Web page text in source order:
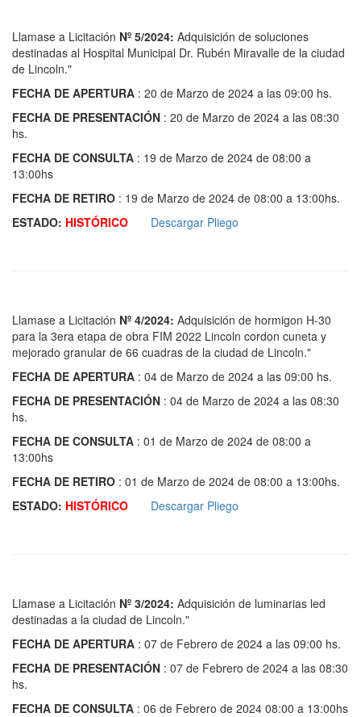
Llamase a Licitación Nº 5/2024: Adquisición de soluciones
destinadas al Hospital Municipal Dr. Rubén Miravalle de la ciudad
de Lincoln."
FECHA DE APERTURA : 20 de Marzo de 2024 a las 09:00 hs.
FECHA DE PRESENTACIÓN : 20 de Marzo de 2024 a las 08:30
hs.
FECHA DE CONSULTA : 19 de Marzo de 2024 de 08:00 a
13:00hs
FECHA DE RETIRO : 19 de Marzo de 2024 de 08:00 a 13:00hs.
ESTADO: HISTÓRICO Descargar Pliego
Llamase a Licitación Nº 4/2024: Adquisición de hormigon H-30
para la 3era etapa de obra FIM 2022 Lincoln cordon cuneta y
mejorado granular de 66 cuadras de la ciudad de Lincoln."
FECHA DE APERTURA : 04 de Marzo de 2024 a las 09:00 hs.
FECHA DE PRESENTACIÓN : 04 de Marzo de 2024 a las 08:30
hs.
FECHA DE CONSULTA : 01 de Marzo de 2024 de 08:00 a
13:00hs
FECHA DE RETIRO : 01 de Marzo de 2024 de 08:00 a 13:00hs.
ESTADO: HISTÓRICO Descargar Pliego
Llamase a Licitación Nº 3/2024: Adquisición de luminarias led
destinadas a la ciudad de Lincoln."
FECHA DE APERTURA : 07 de Febrero de 2024 a las 09:00 hs.
FECHA DE PRESENTACIÓN : 07 de Febrero de 2024 a las 08:30
hs.
FECHA DE CONSULTA : 06 de Febrero de 2024 08:00 a 13:00hs